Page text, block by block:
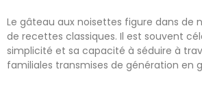
Le gâteau aux noisettes figure dans de
de recettes classiques. Il est souvent
simplicité et sa capacité à séduire à
familiales transmises de génération en